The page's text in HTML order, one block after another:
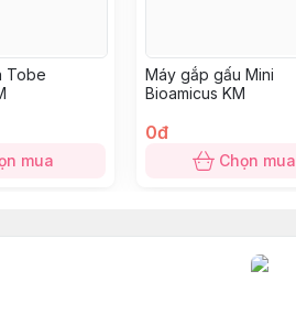
Tobe
mua
Máy gắp gấu Mini
Bioamicus KM
0đ
Chọn mua